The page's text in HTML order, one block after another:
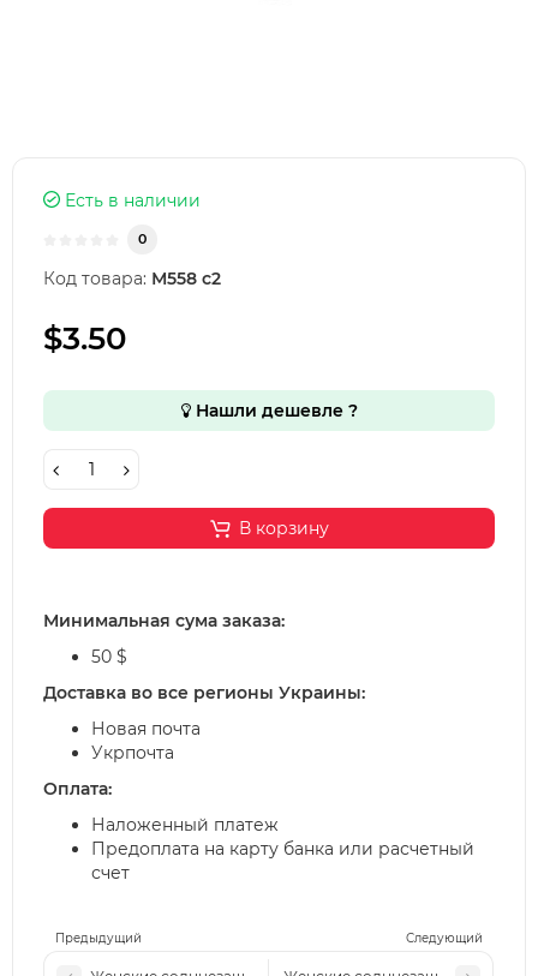
Предыдущий Следующий
Есть в наличии
0
Код товара: М558 с2
$3.50
Нашли дешевле ?
В корзину
Минимальная сума заказа:
50 $
Доставка во все регионы Украины:
Новая почта
Укрпочта
Оплата:
Наложенный платеж
Предоплата на карту банка или расчетный
счет